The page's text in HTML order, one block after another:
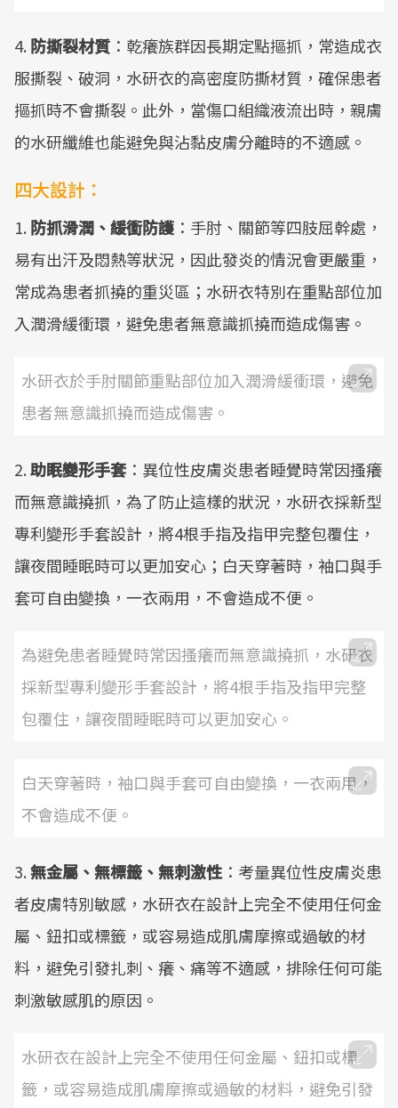
4. 防撕裂材質 ：乾癢族群因長期定點摳抓，常造成衣
服撕裂、破洞，水研衣的高密度防撕材質，確保患者
摳抓時不會撕裂。此外，當傷口組織液流出時，親膚
的水研纖維也能避免與沾黏皮膚分離時的不適感。
四大設計：
1. 防抓滑潤、緩衝防護 ：手肘、關節等四肢屈幹處，
易有出汗及悶熱等狀況，因此發炎的情況會更嚴重，
常成為患者抓撓的重災區；水研衣特別在重點部位加
入潤滑緩衝環，避免患者無意識抓撓而造成傷害。
水研衣於手肘關節重點部位加入潤滑緩衝環，避免
患者無意識抓撓而造成傷害。
2.助眠變形手套：異位性皮膚炎患者睡覺時常因搔癢
而無意識撓抓，為了防止這樣的狀況，水研衣採新型
專利變形手套設計，將4根手指及指甲完整包覆住，
讓夜間睡眠時可以更加安心；白天穿著時，袖口與手
套可自由變換，一衣兩用，不會造成不便。
為避免患者睡覺時常因搔癢而無意識撓抓，水研衣
採新型專利變形手套設計，將4根手指及指甲完整
包覆住，讓夜間睡眠時可以更加安心。
白天穿著時，袖口與手套可自由變換，一衣兩用，
不會造成不便。
3.無金屬、無標籤、無刺激性 ：考量異位性皮膚炎患
者皮膚特別敏感，水研衣在設計上完全不使用任何金
屬、鈕扣或標籤，或容易造成肌膚摩擦或過敏的材
料，避免引發扎刺、癢、痛等不適感，排除任何可能
刺激敏感肌的原因。
水研衣在設計上完全不使用任何金屬、鈕扣或標
籤，或容易造成肌膚摩擦或過敏的材料，避免引發